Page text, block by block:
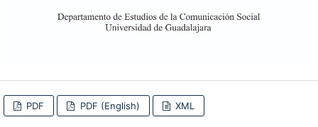
PDF PDF (English) XML